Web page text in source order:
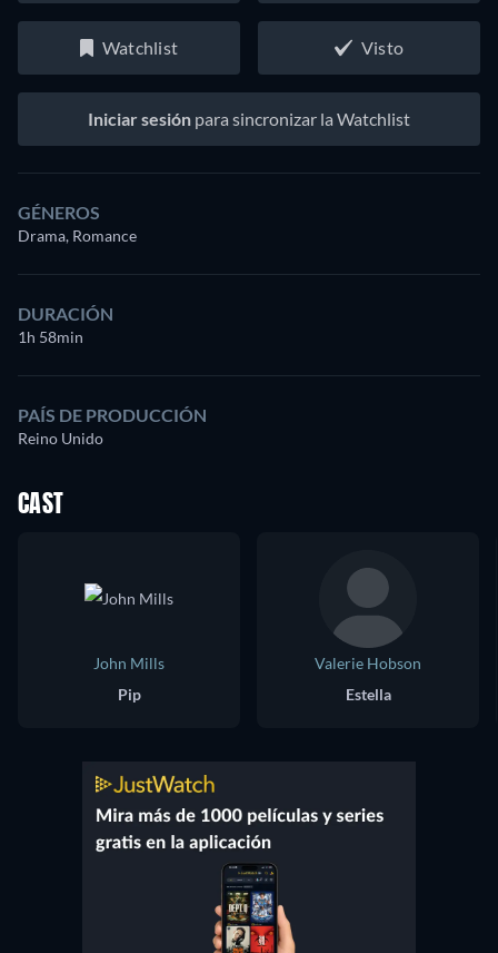
Watchlist Visto
Iniciar sesión para sincronizar la Watchlist
GÉNEROS
Drama, Romance
DURACIÓN
1h 58min
PAÍS DE PRODUCCIÓN
Reino Unido
CAST
John Mills
Pip
Valerie Hobson
Estella